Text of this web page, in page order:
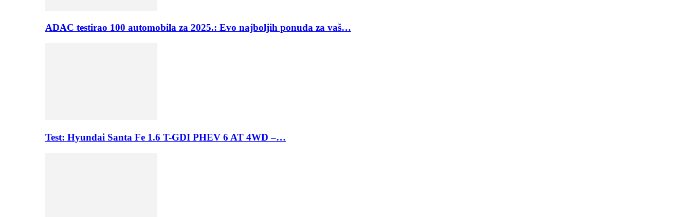
ADAC testirao 100 automobila za 2025.: Evo najboljih ponuda za vaš…
Test: Hyundai Santa Fe 1.6 T-GDI PHEV 6 AT 4WD –…